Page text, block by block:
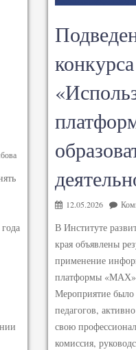
конкурса
12.05.2026
В Институте
края объявлены
применение
платформы «МАХ»
Мероприятие
педагогов,
свою
комиссия,